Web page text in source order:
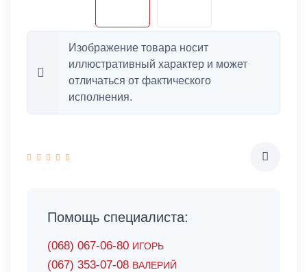
Изображение товара носит
иллюстративный характер и может
отличаться от фактического
исполнения.
Помощь специалиста:
(068) 067-06-80 ИГОРЬ
(067) 353-07-08 ВАЛЕРИЙ